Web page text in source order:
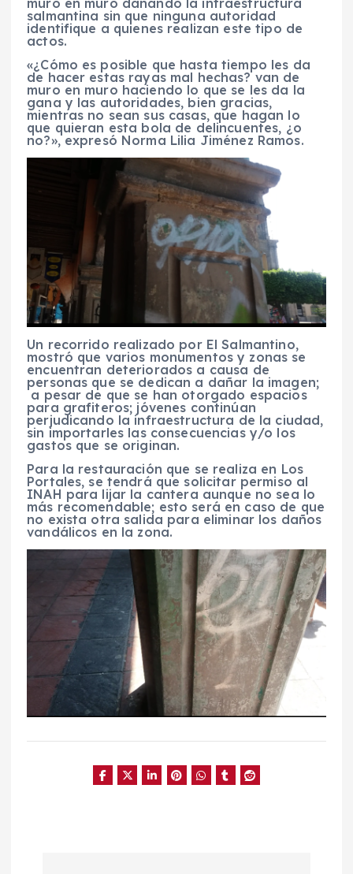
salmantina sin que ninguna autoridad
identifique a quienes realizan este tipo de
actos.
«¿Cómo es posible que hasta tiempo les da
de hacer estas rayas mal hechas? van de
muro en muro haciendo lo que se les da la
gana y las autoridades, bien gracias,
mientras no sean sus casas, que hagan lo
que quieran esta bola de delincuentes, ¿o
no?», expresó Norma Lilia Jiménez Ramos.
Un recorrido realizado por El Salmantino,
mostró que varios monumentos y zonas se
encuentran deteriorados a causa de
personas que se dedican a dañar la imagen;
a pesar de que se han otorgado espacios
para grafiteros; jóvenes continúan
perjudicando la infraestructura de la ciudad,
sin importarles las consecuencias y/o los
gastos que se originan.
Para la restauración que se realiza en Los
Portales, se tendrá que solicitar permiso al
INAH para lijar la cantera aunque no sea lo
más recomendable; esto será en caso de que
no exista otra salida para eliminar los daños
vandálicos en la zona.